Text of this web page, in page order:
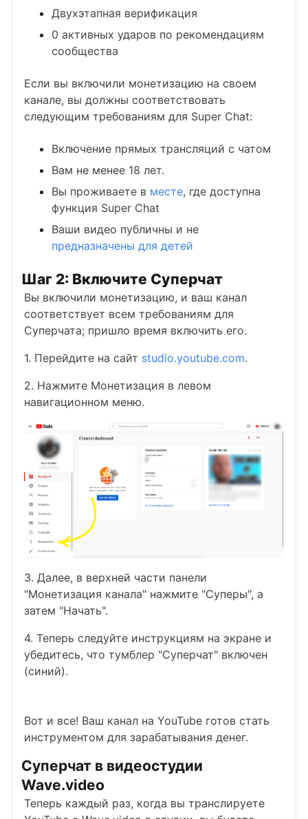
Двухэтапная верификация
0 активных ударов по рекомендациям
сообщества
Если вы включили монетизацию на своем
канале, вы должны соответствовать
следующим требованиям для Super Chat:
Включение прямых трансляций с чатом
Вам не менее 18 лет.
Вы проживаете в месте, где доступна
функция Super Chat
Ваши видео публичны и не
предназначены для детей
Шаг 2: Включите Суперчат
Вы включили монетизацию, и ваш канал
соответствует всем требованиям для
Суперчата; пришло время включить его.
1. Перейдите на сайт studio.youtube.com.
2. Нажмите Монетизация в левом
навигационном меню.
3. Далее, в верхней части панели
"Монетизация канала" нажмите "Суперы", а
затем "Начать".
4. Теперь следуйте инструкциям на экране и
убедитесь, что тумблер "Суперчат" включен
(синий).
Вот и все! Ваш канал на YouTube готов стать
инструментом для зарабатывания денег.
Суперчат в видеостудии
Wave.video
Теперь каждый раз, когда вы транслируете